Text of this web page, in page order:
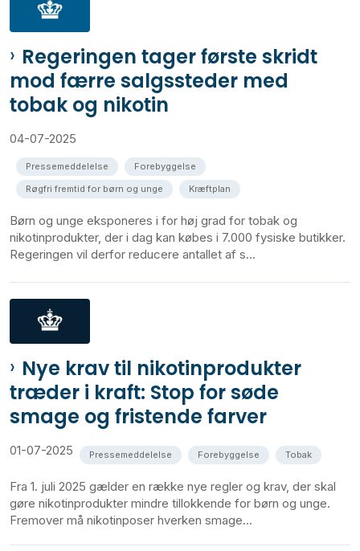
Regeringen tager første skridt
mod færre salgssteder med
tobak og nikotin
04-07-2025
Pressemeddelelse
Forebyggelse
Røgfri fremtid for børn og unge
Kræftplan
Børn og unge eksponeres i for høj grad for tobak og
nikotinprodukter, der i dag kan købes i 7.000 fysiske butikker.
Regeringen vil derfor reducere antallet af s...
Nye krav til nikotinprodukter
træder i kraft: Stop for søde
smage og fristende farver
01-07-2025 Pressemeddelelse Forebyggelse Tobak
Fra 1. juli 2025 gælder en række nye regler og krav, der skal
gøre nikotinprodukter mindre tillokkende for børn og unge.
Fremover må nikotinposer hverken smage...